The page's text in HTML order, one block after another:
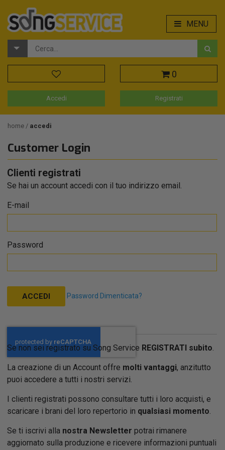
MENU
0
Accedi Registrati
home accedi
Customer Login
Clienti registrati
Se hai un account accedi con il tuo indirizzo email.
E-mail
Password
ACCEDI Password Dimenticata?
Se non sei registrato su Song Service REGISTRATI subito.
La creazione di un Account offre molti vantaggi, anzitutto
puoi accedere a tutti i nostri servizi.
I clienti registrati possono consultare tutti i loro acquisti, e
scaricare i brani del loro repertorio in qualsiasi momento.
Se ti iscrivi alla nostra Newsletter potrai rimanere
aggiornato sulla produzione e ricevere informazioni puntuali